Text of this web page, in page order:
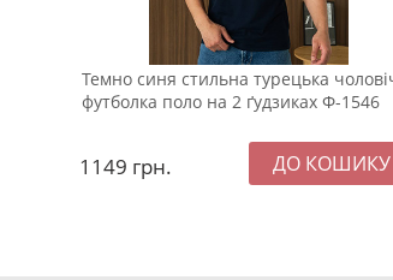
Темно синя стильна турецька
футболка поло на 2 ґудзиках Ф-1546
1149 грн.